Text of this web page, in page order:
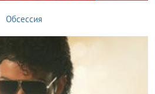
Обсессия